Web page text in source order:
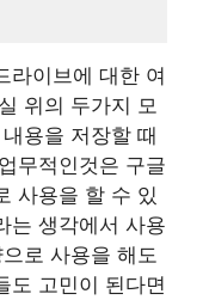
라이브에 대한 여
위의 두가지 모
용을 저장할 때
무적인것은 구글
사용을 할 수 있
는 생각에서 사용
로 사용을 해도
도 고민이 된다면